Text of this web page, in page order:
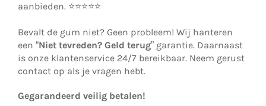
aanbieden. ⭐⭐⭐⭐⭐
Bevalt de gum niet? Geen probleem! Wij hanteren
een “Niet tevreden? Geld terug” garantie. Daarnaast
is onze klantenservice 24/7 bereikbaar. Neem gerust
contact op als je vragen hebt.
Gegarandeerd veilig betalen!